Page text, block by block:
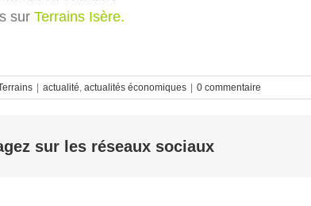
sur Terrains Isère.
| actualité actualités économiques | 0 commentaire
sur les réseaux sociaux